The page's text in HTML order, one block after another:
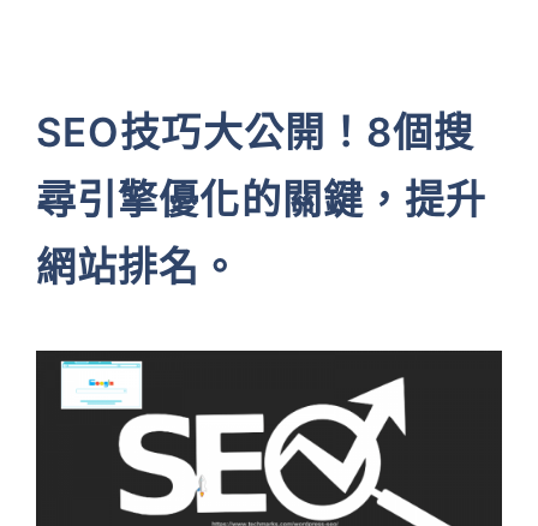
SEO技巧大公開！8個搜
尋引擎優化的關鍵，提升
網站排名。